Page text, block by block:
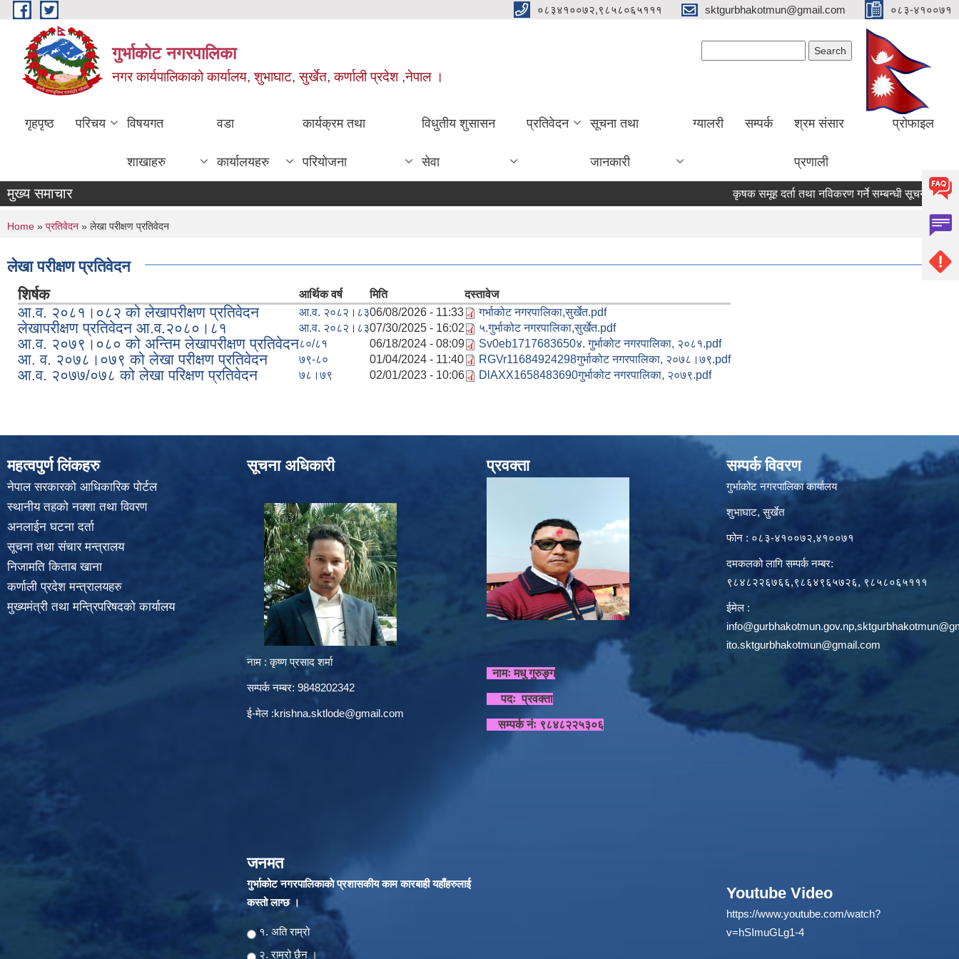
Skip to main content ०८३४१००७२,९८५८०६५१११ sktgurbhakotmun@gmail.com ०८३-४१००७१
गुर्भाकोट नगरपालिका
नगर कार्यपालिकाको कार्यालय, शुभाघाट, सुर्खेत, कर्णाली प्रदेश ,नेपाल ।
गृहपृष्ठ परिचय विषयगत
शाखाहरु
वडा
कार्यालयहरु
कार्यक्रम तथा
परियोजना
विधुतीय शुसासन
सेवा
प्रतिवेदन सूचना तथा
जानकारी
ग्यालरी सम्पर्क श्रम संसार
प्रणाली
प्रोफाइल
मुख्य समाचार कृषक समूह दर्ता तथा नविकरण गर्ने सम्बन्धी सूचना ।
You are here
Home » प्रतिवेदन » लेखा परीक्षण प्रतिवेदन
लेखा परीक्षण प्रतिवेदन
शिर्षक आर्थिक वर्ष मिति दस्तावेज
आ.व. २०८१।०८२ को लेखापरीक्षण प्रतिवेदन आ.व. २०८२।८३06/08/2026 - 11:33 गर्भाकोट नगरपालिका,सुर्खेत.pdf
लेखापरीक्षण प्रतिवेदन आ.व.२०८०।८१ आ.व. २०८२।८३07/30/2025 - 16:02 ५.गुर्भाकोट नगरपालिका,सुर्खेत.pdf
आ.व. २०७९।०८० को अन्तिम लेखापरीक्षण प्रतिवेदन८०/८१ 06/18/2024 - 08:09 Sv0eb1717683650४. गुर्भाकोट नगरपालिका, २०८१.pdf
आ. व. २०७८।०७९ को लेखा परीक्षण प्रतिवेदन ७९-८० 01/04/2024 - 11:40 RGVr11684924298गुर्भाकोट नगरपालिका, २०७८।७९.pdf
आ.व. २०७७/०७८ को लेखा परिक्षण प्रतिवेदन ७८।७९ 02/01/2023 - 10:06 DlAXX1658483690गुर्भाकोट नगरपालिका, २०७९.pdf
महत्वपुर्ण लिंकहरु
नेपाल सरकारको आधिकारिक पोर्टल
स्थानीय तहको नक्शा तथा विवरण
अनलाईन घटना दर्ता
सूचना तथा संचार मन्त्रालय
निजामति किताब खाना
कर्णाली प्रदेश मन्त्रालयहरु
मुख्यमंत्री तथा मन्त्रिपरिषदको कार्यालय
सूचना अधिकारी
नाम : कृष्ण प्रसाद शर्मा
सम्पर्क नम्बर: 9848202342
ई-मेल :krishna.sktlode@gmail.com
जनमत
गुर्भाकोट नगरपालिकाकाे प्रशासकीय काम कारबाही यहाँहरुलाई
कस्तो लाग्छ ।
Choices
१. अति राम्रो
२‍‍. राम्रो छैन ।
प्रवक्ता
नामः मधु गुरुङ्ग
पदः प्रवक्ता
सम्पर्क नंः ९८४८२२५३०६
सम्पर्क विवरण
गुर्भाकोट नगरपालिका कार्यालय
शुभाघाट, सुर्खेत
फोन : ०८३-४१००७२,४१००७१
दमकलको लागि सम्पर्क नम्बर:
९८४८२२६७६६,९८६४९६५७२६, ९८५८०६५१११
ईमेल :
info@gurbhakotmun.gov.np,
ito.sktgurbhakotmun@gmail.com
Youtube Video
https://www.youtube.com/watch?
v=hSImuGLg1-4